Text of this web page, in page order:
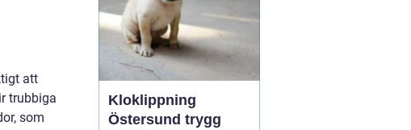
att
trubbiga
som
Kloklippning
Östersund trygg